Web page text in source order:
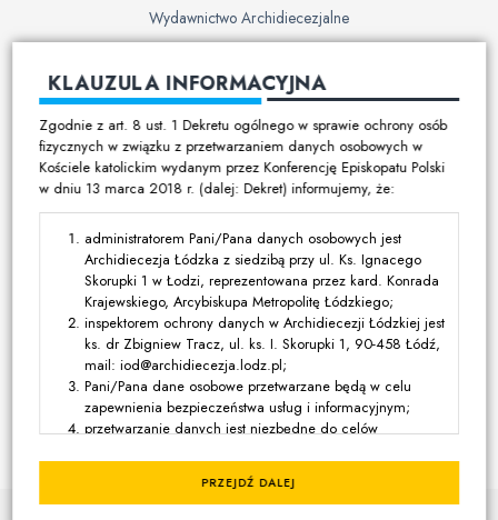
Wydawnictwo Archidiecezjalne
Cmentarze
Duszpasterstwo
Program duszpasterski
Kalendarz pracy duszpasterskiej
Duszpasterstwo specjalistyczne
Ruchy i stowarzyszenia
Multimedia
Filmy
Zdjęcia
Media katolickie
Kontakt
© Kuria Metropolitalna Łódzka
KLAUZULA INFORMACYJNA
Zgodnie z art. 8 ust. 1 Dekretu ogólnego w sprawie ochrony osób
fizycznych w związku z przetwarzaniem danych osobowych w
Kościele katolickim wydanym przez Konferencję Episkopatu Polski
w dniu 13 marca 2018 r. (dalej: Dekret) informujemy, że:
administratorem Pani/Pana danych osobowych jest
Archidiecezja Łódzka z siedzibą przy ul. Ks. Ignacego
Skorupki 1 w Łodzi, reprezentowana przez kard. Konrada
Krajewskiego, Arcybiskupa Metropolitę Łódzkiego;
inspektorem ochrony danych w Archidiecezji Łódzkiej jest
ks. dr Zbigniew Tracz, ul. ks. I. Skorupki 1, 90-458 Łódź,
mail: iod@archidiecezja.lodz.pl;
Pani/Pana dane osobowe przetwarzane będą w celu
zapewnienia bezpieczeństwa usług i informacyjnym;
przetwarzanie danych jest niezbędne do celów
z wyjątkiem sytuacji, w których nadrzędny charakter wobec
PRZEJDŹ DALEJ